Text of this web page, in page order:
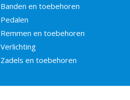
Banden en toebehoren
Pedalen
Remmen en toebehoren
Verlichting
Zadels en toebehoren